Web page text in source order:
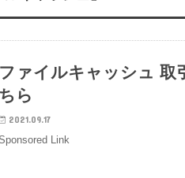
ファイルキャッシュ 取
ちら
2021.09.17
Link